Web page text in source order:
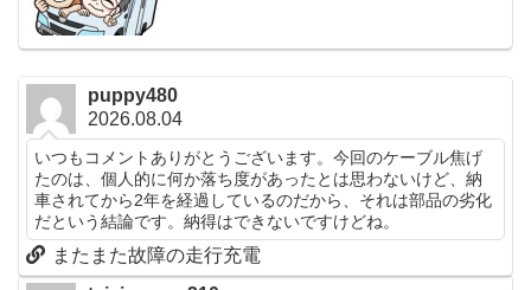
puppy480
2026.08.04
いつもコメントありがとうございます。今回のケーブル焦げ
たのは、個人的に何か落ち度があったとは思わないけど、納
車されてから2年を経過しているのだから、それは部品の劣化
だという結論です。納得はできないですけどね。
またまた故障の走行充電